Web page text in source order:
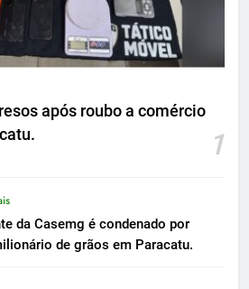
após roubo a comércio
1
da Casemg é condenado por
de grãos em Paracatu.